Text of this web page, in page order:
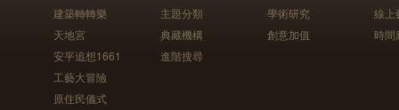
建築轉轉樂
天地宮
安平追想1661
工藝大冒險
原住民儀式
主題分類
典藏機構
進階搜尋
學術研究
創意加值
線上
時間